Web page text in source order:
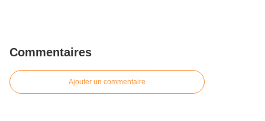
Commentaires
Ajouter un commentaire